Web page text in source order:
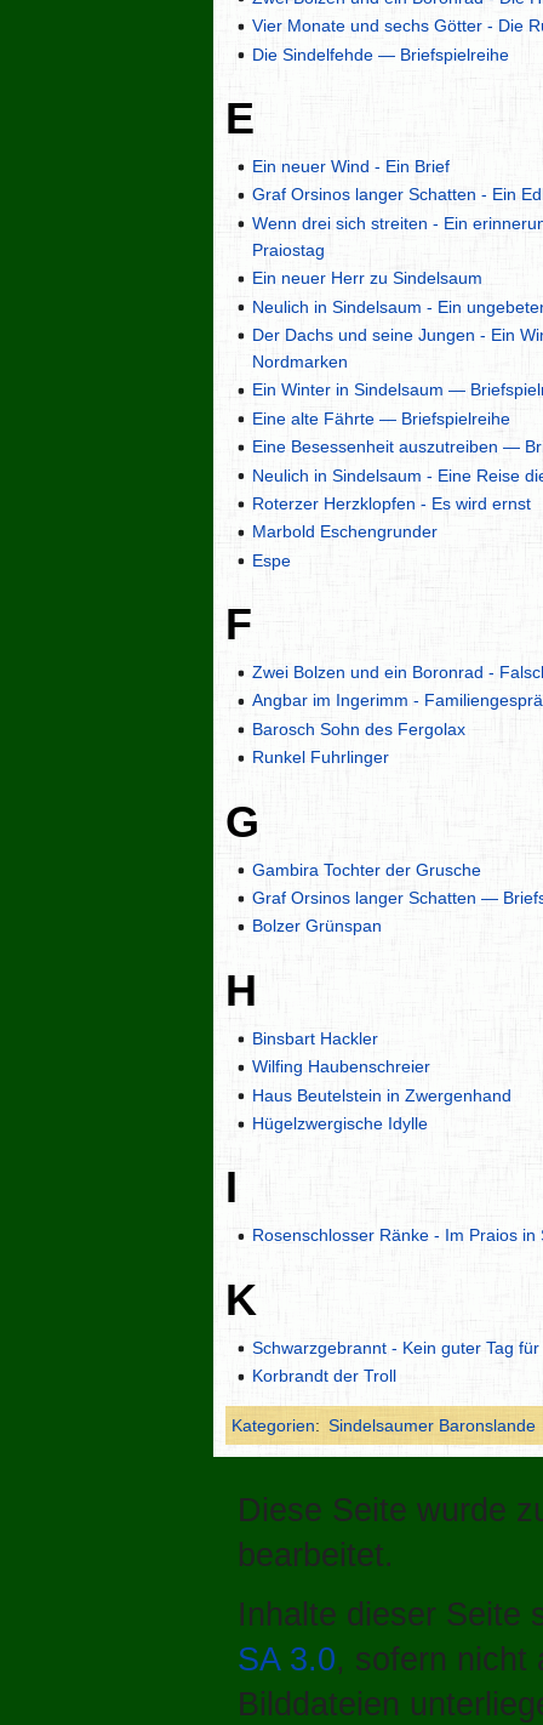
Vier Monate und sechs Götter - Die
Die Sindelfehde — Briefspielreihe
E
Ein neuer Wind - Ein Brief
Graf Orsinos langer Schatten - Ein
Wenn drei sich streiten - Ein
Praiostag
Ein neuer Herr zu Sindelsaum
Neulich in Sindelsaum - Ein
Der Dachs und seine Jungen - Ein
Nordmarken
Ein Winter in Sindelsaum —
Eine alte Fährte — Briefspielreihe
Eine Besessenheit auszutreiben —
Neulich in Sindelsaum - Eine Reise
Roterzer Herzklopfen - Es wird ernst
Marbold Eschengrunder
Espe
F
Zwei Bolzen und ein Boronrad -
Angbar im Ingerimm -
Barosch Sohn des Fergolax
Runkel Fuhrlinger
G
Gambira Tochter der Grusche
Graf Orsinos langer Schatten —
Bolzer Grünspan
H
Binsbart Hackler
Wilfing Haubenschreier
Haus Beutelstein in Zwergenhand
Hügelzwergische Idylle
I
Rosenschlosser Ränke - Im Praios in
K
Schwarzgebrannt - Kein guter Tag
Korbrandt der Troll
Kategorien: Sindelsaumer Baronslande
Diese Seite wurde
bearbeitet.
Inhalte dieser Seite
SA 3.0, sofern nicht
Bilddateien